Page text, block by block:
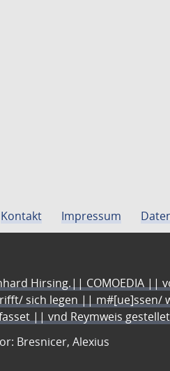
Kontakt Impressum
Hirsing.|| COMOEDIA ||
sich legen || m#[ue]ssen/
|| vnd Reymweis
Bresnicer, Alexius